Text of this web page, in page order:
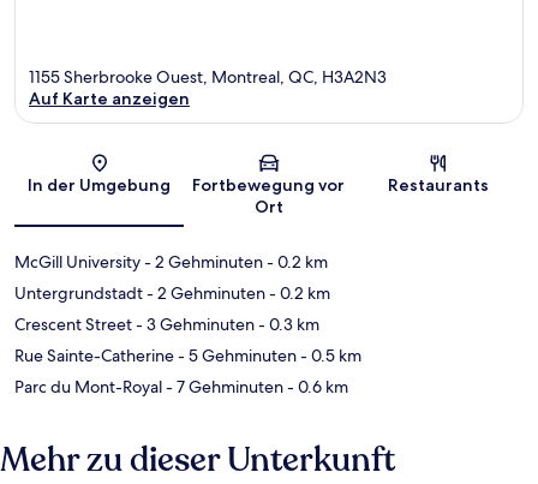
Karte
1155 Sherbrooke Ouest, Montreal, QC, H3A2N3
Auf Karte anzeigen
In der Umgebung
Fortbewegung vor
Ort
Restaurants
McGill University- 2 Gehminuten- 0.2 km
Untergrundstadt- 2 Gehminuten- 0.2 km
Crescent Street- 3 Gehminuten- 0.3 km
Rue Sainte-Catherine- 5 Gehminuten- 0.5 km
Parc du Mont-Royal- 7 Gehminuten- 0.6 km
Mehr zu dieser Unterkunft